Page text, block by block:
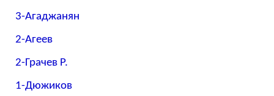
3-Агаджанян
2-Агеев
2-Грачев Р.
1-Дюжиков